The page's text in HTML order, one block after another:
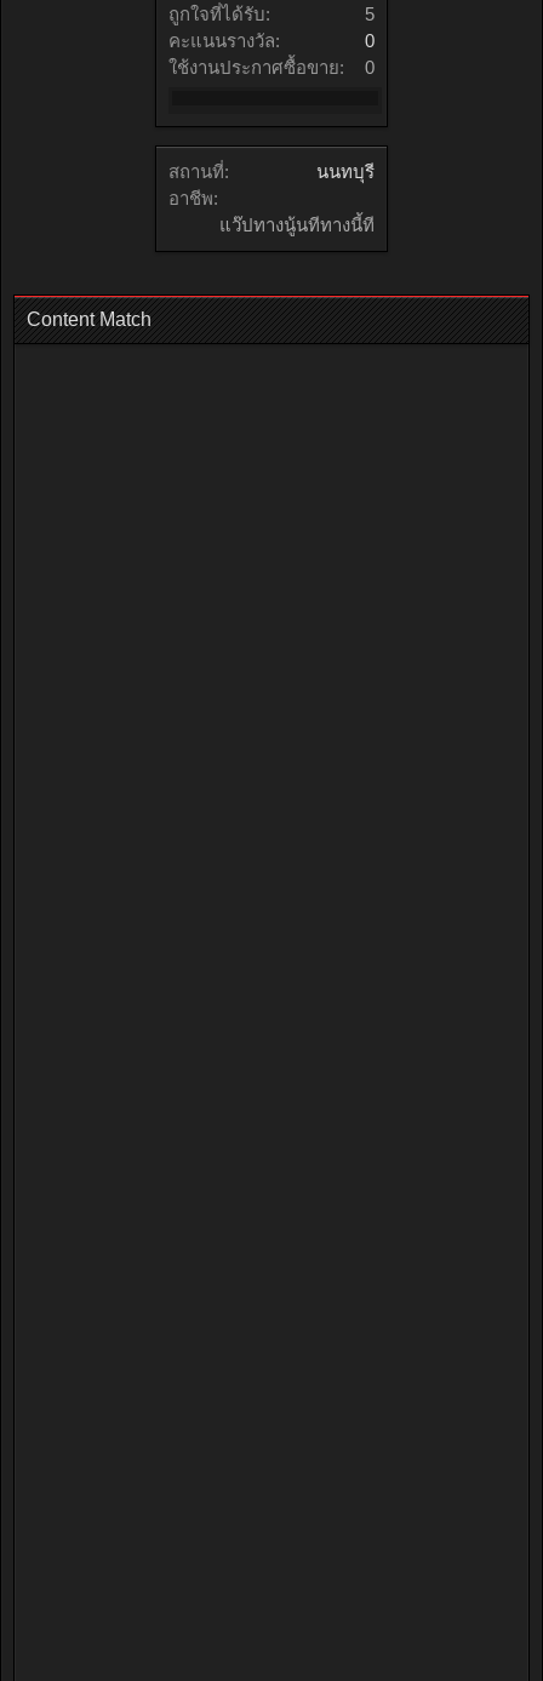
ถูกใจที่ได้รับ:
5
คะแนนรางวัล:
0
ใช้งานประกาศซื้อขาย:
0
สถานที่:
นนทบุรี
อาชีพ:
แว๊ปทางนู้นทีทางนี้ที
Content Match